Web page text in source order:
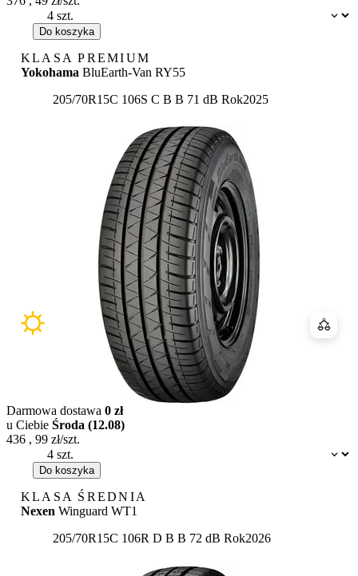
Dostępność:
Do koszyka
KLASA PREMIUM
Yokohama BluEarth-Van RY55
205/70R15C 106S Etykieta:
C B B 71 dB Rok2025
Dostępność:
Darmowa dostawa 0 zł
u Ciebie Środa (12.08)
436 , 99 zł/szt.
Do koszyka
KLASA ŚREDNIA
Nexen Winguard WT1
205/70R15C 106R Etykieta:
D B B 72 dB Rok2026